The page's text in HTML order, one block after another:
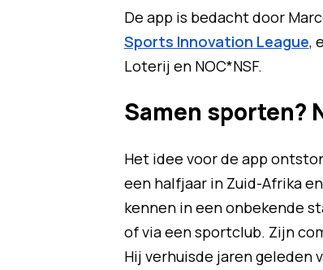
De app is bedacht door
Sports Innovation League,
Loterij en NOC*NSF.
Samen sporten?
Het idee voor de app
een halfjaar in Zuid-Afrika
kennen in een onbekende
of via een sportclub. Zijn
Hij verhuisde jaren geleden